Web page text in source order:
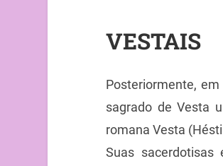
VESTAIS
Posteriormente,
sagrado de Vesta
romana Vesta
Suas